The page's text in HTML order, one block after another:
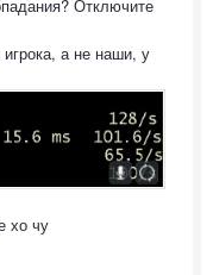
Отключите
а не наши, у
хо чу